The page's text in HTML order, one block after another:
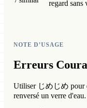
regard sans
NOTE D’USAGE
Erreurs
Utiliser じめじめ pour
renversé un verre d'eau.